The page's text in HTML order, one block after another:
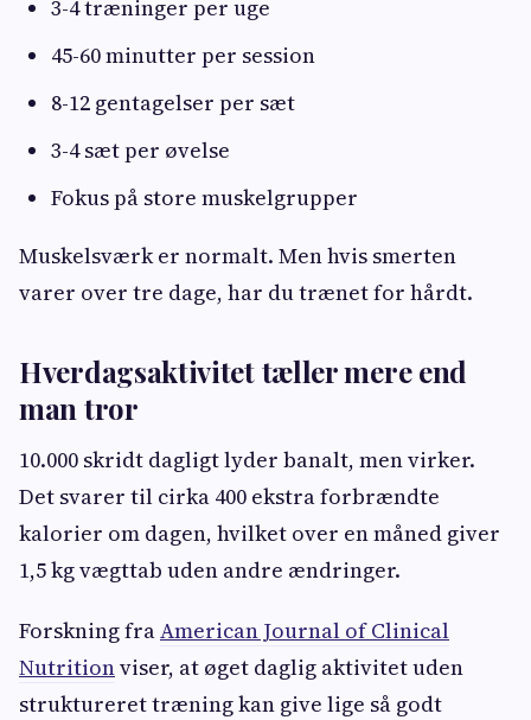
3-4 træninger per uge
45-60 minutter per session
8-12 gentagelser per sæt
3-4 sæt per øvelse
Fokus på store muskelgrupper
Muskelsværk er normalt. Men hvis smerten
varer over tre dage, har du trænet for hårdt.
Hverdagsaktivitet tæller mere end
man tror
10.000 skridt dagligt lyder banalt, men virker.
Det svarer til cirka 400 ekstra forbrændte
kalorier om dagen, hvilket over en måned giver
1,5 kg vægttab uden andre ændringer.
Forskning fraAmerican Journal of Clinical
Nutritionviser, at øget daglig aktivitet uden
struktureret træning kan give lige så godt